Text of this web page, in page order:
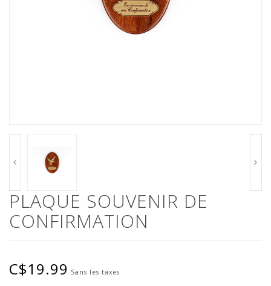
PLAQUE SOUVENIR DE
CONFIRMATION
C$19.99 Sans les taxes